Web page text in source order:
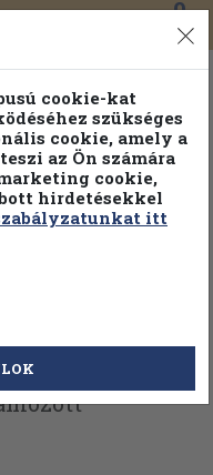
0
Válasszon példányt
cookie-kat
szükséges
cookie, amely a
az Ön számára
cookie,
hirdetésekkel
itt